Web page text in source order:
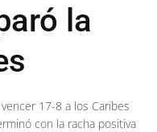
la
17-8 a los Caribes
con la racha positiva